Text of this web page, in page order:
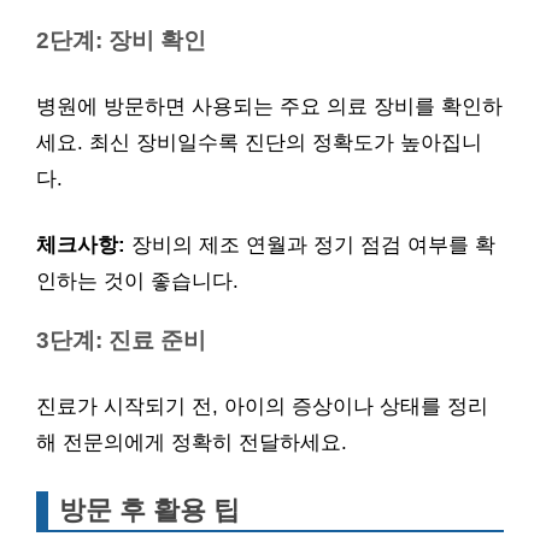
2단계: 장비 확인
병원에 방문하면 사용되는 주요 의료 장비를 확인하
세요. 최신 장비일수록 진단의 정확도가 높아집니
다.
체크사항: 장비의 제조 연월과 정기 점검 여부를 확
인하는 것이 좋습니다.
3단계: 진료 준비
진료가 시작되기 전, 아이의 증상이나 상태를 정리
해 전문의에게 정확히 전달하세요.
방문 후 활용 팁